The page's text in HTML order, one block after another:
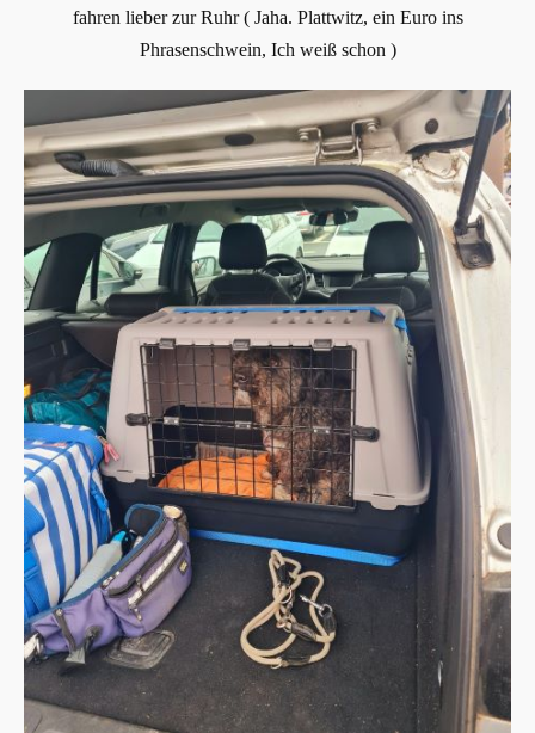
fahren lieber zur Ruhr ( Jaha. Plattwitz, ein Euro ins
Phrasenschwein, Ich weiß schon )